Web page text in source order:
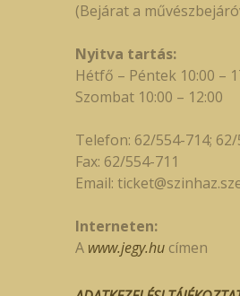
(Bejárat a
Nyitva tartás:
Hétfő – Péntek 10:00 –
Szombat 10:00 – 12:00
Telefon: 62/554-714;
Fax: 62/554-711
Email:
Interneten:
A www.jegy.hu címen